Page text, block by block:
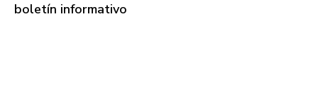
boletín informativo